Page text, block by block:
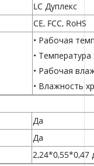
LC Дуплекс
CE, FCC, RoHS
• Рабочая
• Температура
• Рабочая
• Влажность
Да
Да